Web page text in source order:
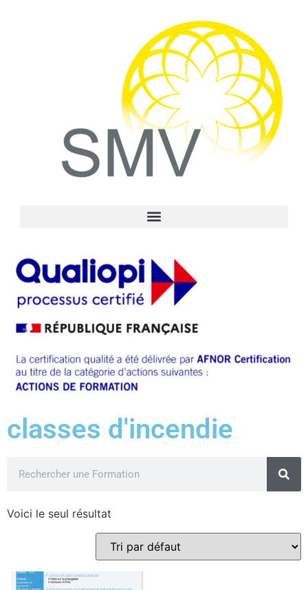
classes d'incendie
Voici le seul résultat